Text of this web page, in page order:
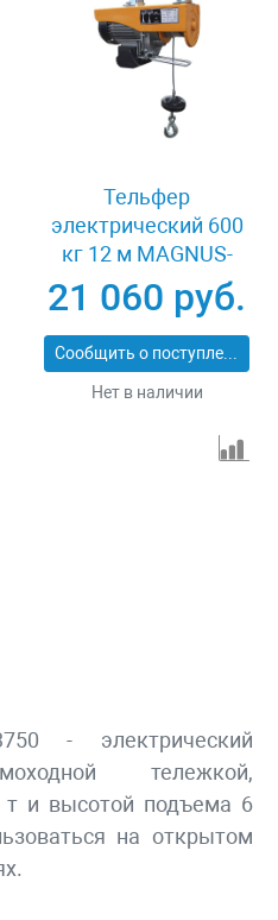
Тельфер
электрический 600
кг 12 м MAGNUS-
PROFI МЕН-600/1200
21 060 руб.
Сообщить о поступлении
Нет в наличии
- электрический
тележкой,
т и высотой подъема 6
на открытом